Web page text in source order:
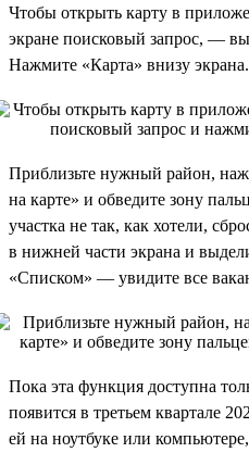
Чтобы открыть карту в
экране поисковый запрос, — вы
Нажмите «Карта» внизу экрана.
Приблизьте нужный район,
на карте» и обведите зону
участка не так, как хотели,
в нижней части экрана и
«Списком» — увидите все
Пока эта функция доступна
появится в третьем квартале
ей на ноутбуке или компьютере,